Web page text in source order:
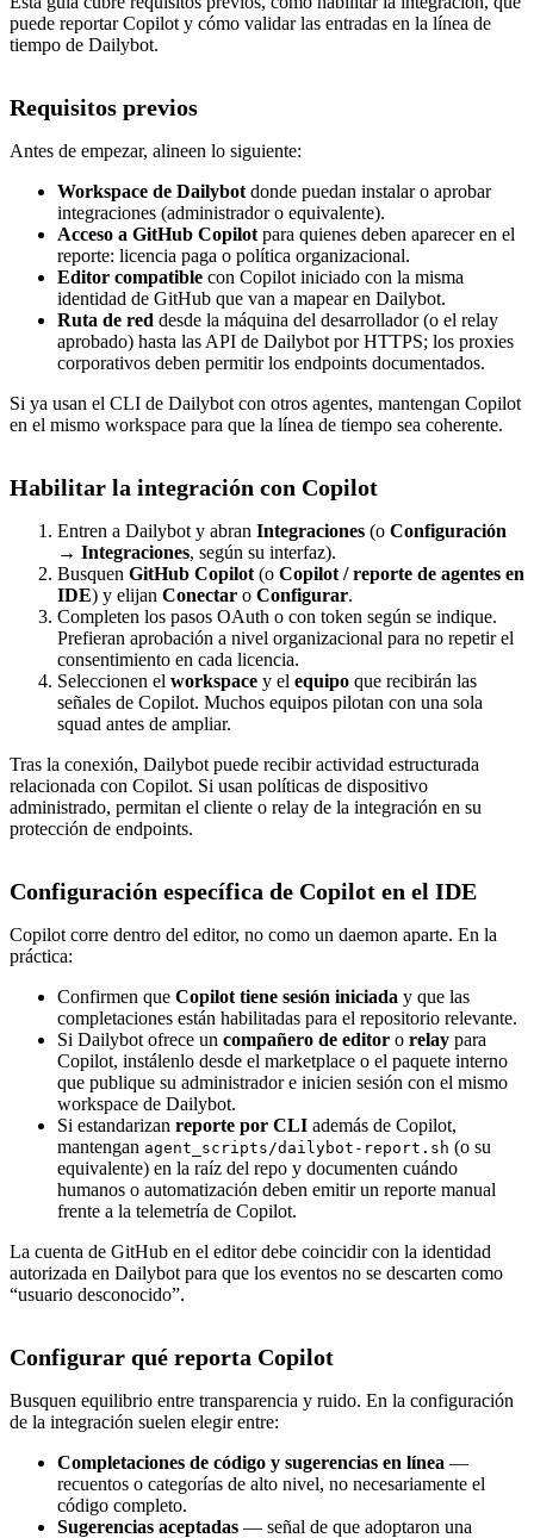
puede reportar Copilot y cómo validar las entradas en la línea de
tiempo de Dailybot.
Requisitos previos
Antes de empezar, alineen lo siguiente:
Workspace de Dailybotdonde puedan instalar o aprobar
integraciones (administrador o equivalente).
Acceso a GitHub Copilotpara quienes deben aparecer en el
reporte: licencia paga o política organizacional.
Editor compatible con Copilot iniciado con la misma
identidad de GitHub que van a mapear en Dailybot.
Ruta de red desde la máquina del desarrollador (o el relay
aprobado) hasta las API de Dailybot por HTTPS; los proxies
corporativos deben permitir los endpoints documentados.
Si ya usan el CLI de Dailybot con otros agentes, mantengan Copilot
en el mismo workspace para que la línea de tiempo sea coherente.
Habilitar la integración con Copilot
Entren a Dailybot y abran Integraciones (o Configuración
→ Integraciones, según su interfaz).
Busquen GitHub Copilot(o Copilot / reporte de agentes en
IDE) y elijan Conectar o Configurar.
Completen los pasos OAuth o con token según se indique.
Prefieran aprobación a nivel organizacional para no repetir el
consentimiento en cada licencia.
Seleccionen el workspace y el equipo que recibirán las
señales de Copilot. Muchos equipos pilotan con una sola
squad antes de ampliar.
Tras la conexión, Dailybot puede recibir actividad estructurada
relacionada con Copilot. Si usan políticas de dispositivo
administrado, permitan el cliente o relay de la integración en su
protección de endpoints.
Configuración específica de Copilot en el IDE
Copilot corre dentro del editor, no como un daemon aparte. En la
práctica:
Confirmen que Copilot tiene sesión iniciada y que las
completaciones están habilitadas para el repositorio relevante.
Si Dailybot ofrece un compañero de editor o relay para
Copilot, instálenlo desde el marketplace o el paquete interno
que publique su administrador e inicien sesión con el mismo
workspace de Dailybot.
Si estandarizan reporte por CLI además de Copilot,
mantengan agent_scripts/dailybot-report.sh (o su
equivalente) en la raíz del repo y documenten cuándo
humanos o automatización deben emitir un reporte manual
frente a la telemetría de Copilot.
La cuenta de GitHub en el editor debe coincidir con la identidad
autorizada en Dailybot para que los eventos no se descarten como
“usuario desconocido”.
Configurar qué reporta Copilot
Busquen equilibrio entre transparencia y ruido. En la configuración
de la integración suelen elegir entre:
Completaciones de código y sugerencias en línea —
recuentos o categorías de alto nivel, no necesariamente el
código completo.
Sugerencias aceptadas — señal de que adoptaron una